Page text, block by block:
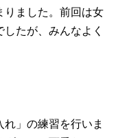
りました。前回は女
たが、みんなよく
」の練習を行いま